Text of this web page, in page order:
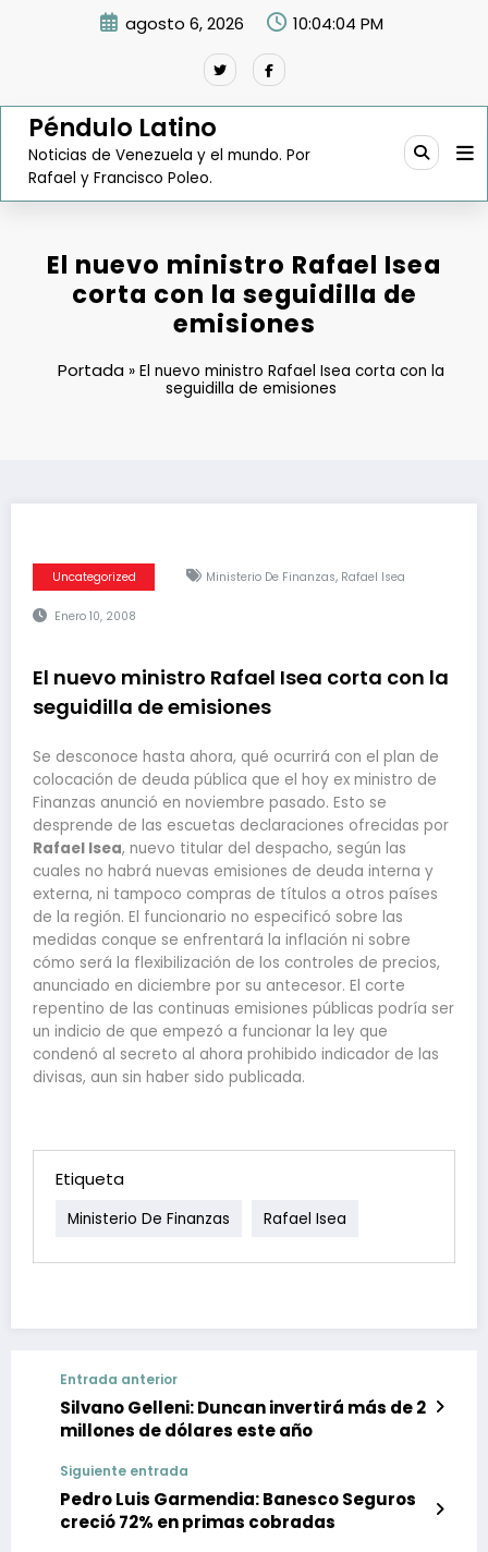
agosto 6, 2026 10:04:05 PM
Péndulo Latino
Noticias de Venezuela y el mundo. Por
Rafael y Francisco Poleo.
El nuevo ministro Rafael Isea
corta con la seguidilla de
emisiones
Portada »El nuevo ministro Rafael Isea corta con la
seguidilla de emisiones
Uncategorized Ministerio De Finanzas, Rafael Isea
Enero 10, 2008
El nuevo ministro Rafael Isea corta con la
seguidilla de emisiones
Se desconoce hasta ahora, qué ocurrirá con el plan de
colocación de deuda pública que el hoy ex ministro de
Finanzas anunció en noviembre pasado. Esto se
desprende de las escuetas declaraciones ofrecidas por
Rafael Isea, nuevo titular del despacho, según las
cuales no habrá nuevas emisiones de deuda interna y
externa, ni tampoco compras de títulos a otros países
de la región. El funcionario no especificó sobre las
medidas conque se enfrentará la inflación ni sobre
cómo será la flexibilización de los controles de precios,
anunciado en diciembre por su antecesor. El corte
repentino de las continuas emisiones públicas podría ser
un indicio de que empezó a funcionar la ley que
condenó al secreto al ahora prohibido indicador de las
divisas, aun sin haber sido publicada.
Etiqueta
Ministerio De Finanzas Rafael Isea
Entrada anterior
Silvano Gelleni: Duncan invertirá más de 2
millones de dólares este año
Siguiente entrada
Pedro Luis Garmendia: Banesco Seguros
creció 72% en primas cobradas